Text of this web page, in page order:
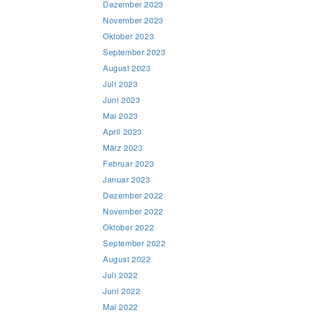
Dezember 2023
November 2023
Oktober 2023
September 2023
August 2023
Juli 2023
Juni 2023
Mai 2023
April 2023
März 2023
Februar 2023
Januar 2023
Dezember 2022
November 2022
Oktober 2022
September 2022
August 2022
Juli 2022
Juni 2022
Mai 2022